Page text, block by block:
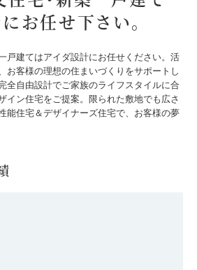
お任せ下さい。
戸建てはアイダ設計にお任せください。活
お客様の理想の住まいづくりをサポートし
全自由設計でご家族のライフスタイルに合
イン住宅をご提案。限られた敷地でも広さ
能住宅＆デザイナーズ住宅で、お客様の夢